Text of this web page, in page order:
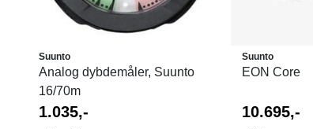
Suunto
Analog dybdemåler, Suunto
16/70m
1.035,-
Suunto
EON Core
10.695,-